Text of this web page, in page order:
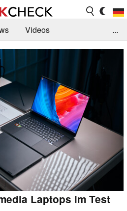
Videos
Externe Tests
...
Laptops im Test